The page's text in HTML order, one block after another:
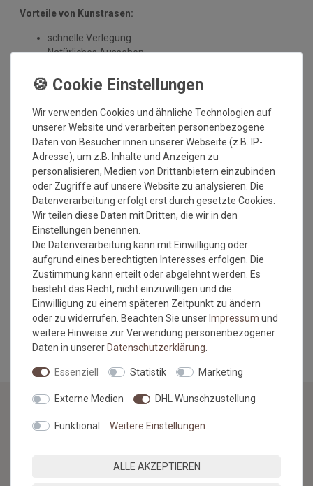
Vorteile von Kunstrasen:
schnelle Verlegung
Natürliches Aussehen
Pflegeleicht - kein Mähen erforderlich
langlebig und witterungsbeständig
umweltfreundlich
Anwendungsmöglichkeiten:
Garten
um den Swimmingpool
Innenhof und Veranda
Balkon
Wintergarten
Terrassen und Dachterrassen
Lounges
Hausboote oder Yachten
Wohnwagen und Wohnmobile
MEHR INFORMATIONEN ZUM EU VERANTWORTLICHEN »
NEWSLETTER
Jetzt anmelden: Profitieren Sie von aktuellen Angeboten
Wir verwenden Cookies und ähnliche Technologien auf
unserer Website und verarbeiten personenbezogene
Daten von Besucher:innen unserer Webseite (z.B. IP-
Adresse), um z.B. Inhalte und Anzeigen zu
personalisieren, Medien von Drittanbietern einzubinden
oder Zugriffe auf unsere Website zu analysieren. Die
Datenverarbeitung erfolgt erst durch gesetzte Cookies.
Wir teilen diese Daten mit Dritten, die wir in den
Einstellungen benennen.
Die Datenverarbeitung kann mit Einwilligung oder
aufgrund eines berechtigten Interesses erfolgen. Die
Zustimmung kann erteilt oder abgelehnt werden. Es
besteht das Recht, nicht einzuwilligen und die
Einwilligung zu einem späteren Zeitpunkt zu ändern
oder zu widerrufen. Beachten Sie unserImpressum und
weitere Hinweise zur Verwendung personenbezogener
Daten in unsererDaten­schutz­erklärung
Essenziell Statistik Marketing
Externe Medien DHL Wunschzustellung
Funktional Weitere Einstellungen
ALLE AKZEPTIEREN